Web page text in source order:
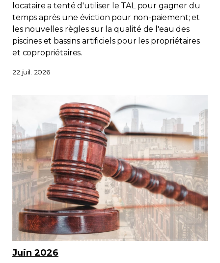
Zone Membres
Adhésion
locataire a tenté d'utiliser le TAL pour gagner du
temps après une éviction pour non-paiement; et
les nouvelles règles sur la qualité de l'eau des
piscines et bassins artificiels pour les propriétaires
et copropriétaires.
22 juil. 2026
Juin 2026